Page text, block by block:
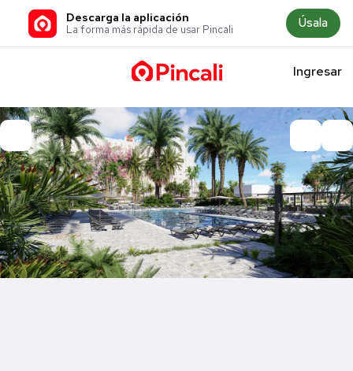
Descarga la aplicación
La forma más rápida de usar Pincali Úsala
Ingresar